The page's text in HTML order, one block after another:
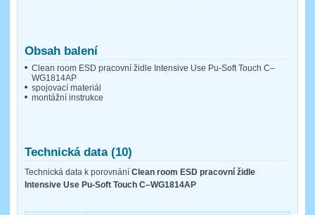
Obsah balení
Clean room ESD pracovní židle Intensive Use Pu-Soft Touch C–
WG1814AP
spojovací materiál
montážní instrukce
Technická data (10)
Technická data k porovnání Clean room ESD pracovní židle
Intensive Use Pu-Soft Touch C–WG1814AP